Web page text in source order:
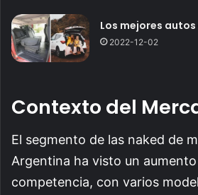
Los mejores
2022-12-02
Contexto del
El segmento de las naked de
Argentina ha visto un aumento
competencia, con varios